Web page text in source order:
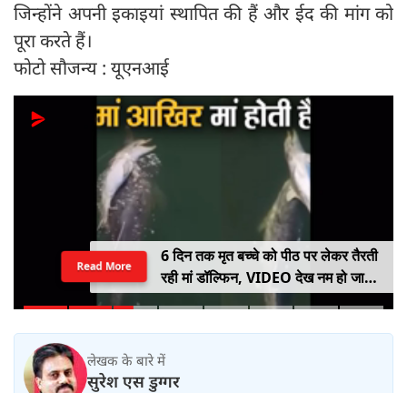
जिन्होंने अपनी इकाइयां स्थापित की हैं और ईद की मांग को
पूरा करते हैं।
फोटो सौजन्‍य : यूएनआई
6 दिन तक मृत बच्चे को पीठ पर लेकर तैरती
रही मां डॉल्फिन, VIDEO देख नम हो जाएंगी
आंखें
Read More
लेखक के बारे में
सुरेश एस डुग्गर